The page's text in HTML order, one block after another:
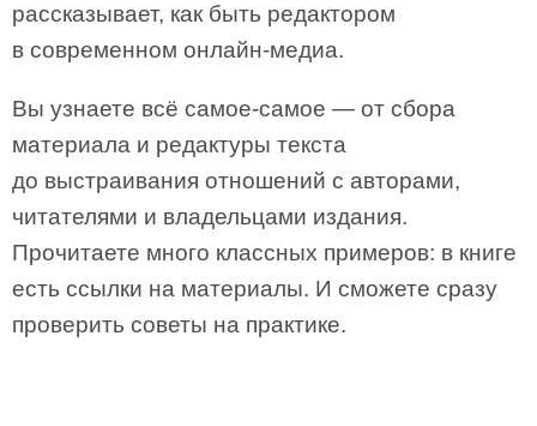
рассказывает, как быть редактором
в современном онлайн-медиа.
Вы узнаете всё самое-самое — от сбора
материала и редактуры текста
до выстраивания отношений с авторами,
читателями и владельцами издания.
Прочитаете много классных примеров: в книге
есть ссылки на материалы. И сможете сразу
проверить советы на практике.